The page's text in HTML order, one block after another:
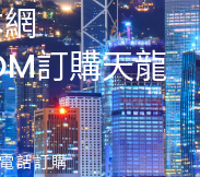
訂購天龍
話訂購